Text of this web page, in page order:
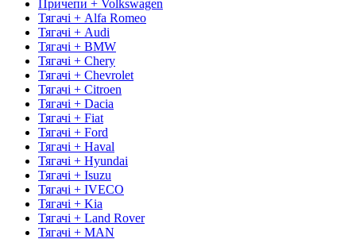
Причепи + Volkswagen
Тягачі + Alfa Romeo
Тягачі + Audi
Тягачі + BMW
Тягачі + Chery
Тягачі + Chevrolet
Тягачі + Citroen
Тягачі + Dacia
Тягачі + Fiat
Тягачі + Ford
Тягачі + Haval
Тягачі + Hyundai
Тягачі + Isuzu
Тягачі + IVECO
Тягачі + Kia
Тягачі + Land Rover
Тягачі + MAN